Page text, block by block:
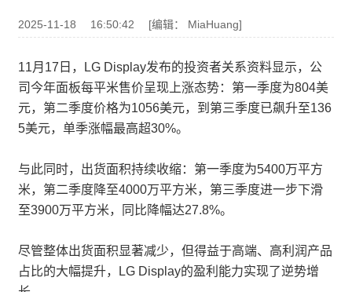
2025-11-18 16:50:42 [编辑： MiaHuang]
11月17日，LG Display发布的投资者关系资料显示，公
司今年面板每平米售价呈现上涨态势：第一季度为804美
元，第二季度价格为1056美元，到第三季度已飙升至136
5美元，单季涨幅最高超30%。
与此同时，出货面积持续收缩：第一季度为5400万平方
米，第二季度降至4000万平方米，第三季度进一步下滑
至3900万平方米，同比降幅达27.8%。
尽管整体出货面积显著减少，但得益于高端、高利润产品
占比的大幅提升，LG Display的盈利能力实现了逆势增